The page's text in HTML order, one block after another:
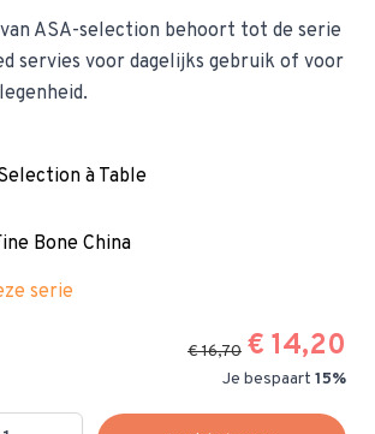
ASA-selection behoort tot de serie
servies voor dagelijks gebruik of voor
à Table
Bone China
serie
€ 16,70 € 14,20
Je bespaart 15%